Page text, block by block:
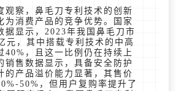
观察，鼻毛刀专利技术的创新
为消费产品的竞争优势。国家
据显示，2023年我国鼻毛刀市
元，其中搭载专利技术的中高
40%，且这一比例仍在持续上
销售数据显示，具备安全防护
的产品溢价能力显著，其售价
50%，但用户复购率提升了